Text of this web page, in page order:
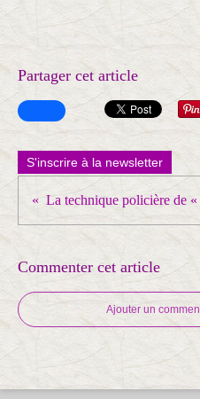
Partager cet article
S'inscrire à la newsletter
Commenter cet article
Ajouter un